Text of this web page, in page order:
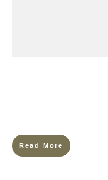
Read More